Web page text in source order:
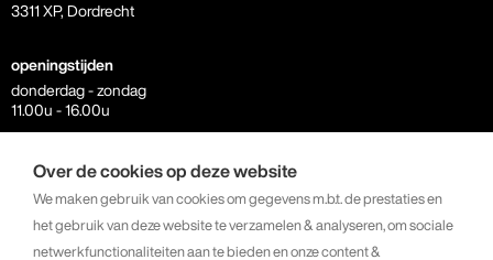
Over de cookies op deze website
We maken gebruik van cookies om gegevens m.b.t. de prestaties en
het gebruik van deze website te verzamelen & analyseren, om sociale
netwerkfunctionaliteiten aan te bieden en onze content &
3311 XP, Dordrecht
openingstijden
donderdag - zondag
11.00u - 16.00u
contact
+31 6 23 07 81 64